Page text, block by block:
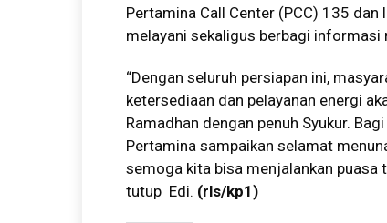
Pertamina Call Center (PCC) 135
melayani sekaligus berbagi informasi
“Dengan seluruh persiapan ini,
ketersediaan dan pelayanan energi
Ramadhan dengan penuh Syukur.
Pertamina sampaikan selamat
semoga kita bisa menjalankan puasa
tutup Edi. (rls/kp1)